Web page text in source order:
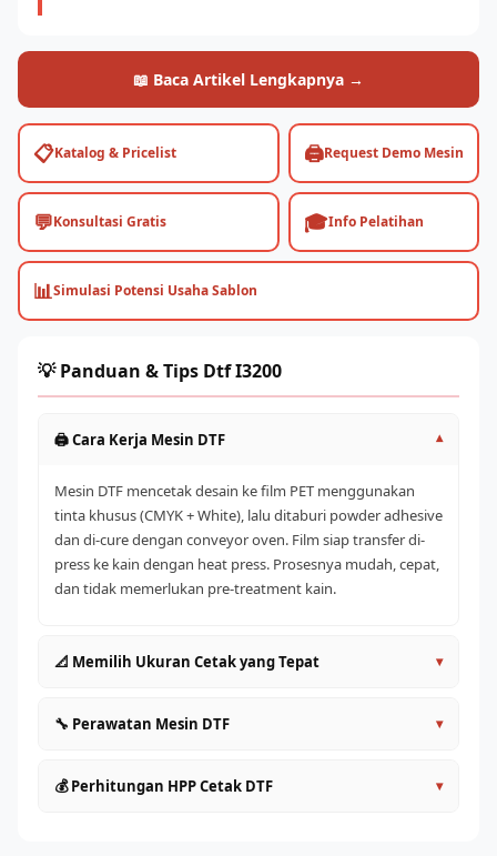
📖 Baca Artikel Lengkapnya →
📋Katalog & Pricelist 🖨️Request Demo Mesin
💬Konsultasi Gratis 🎓Info Pelatihan
📊Simulasi Potensi Usaha Sablon
💡 Panduan & Tips Dtf I3200
🖨️ Cara Kerja Mesin DTF ▾
Mesin DTF mencetak desain ke film PET menggunakan
tinta khusus (CMYK + White), lalu ditaburi powder adhesive
dan di-cure dengan conveyor oven. Film siap transfer di-
press ke kain dengan heat press. Prosesnya mudah, cepat,
dan tidak memerlukan pre-treatment kain.
📐 Memilih Ukuran Cetak yang Tepat ▾
satuan
Roll to Roll (>60cm): Kapasitas industri, untuk produksi
🔧 Perawatan Mesin DTF ▾
sesudah operasional
💰 Perhitungan HPP Cetak DTF ▾